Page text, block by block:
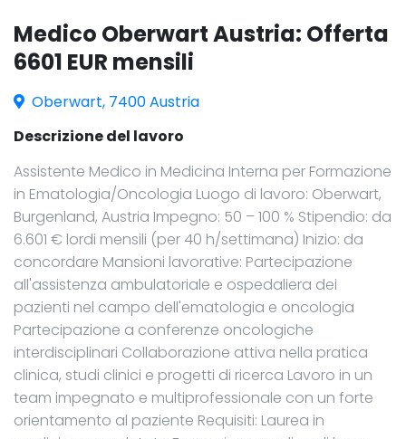
Medico Oberwart Austria: Offerta
6601 EUR mensili
Oberwart, 7400 Austria
Descrizione del lavoro
Assistente Medico in Medicina Interna per Formazione
in Ematologia/Oncologia Luogo di lavoro: Oberwart,
Burgenland, Austria Impegno: 50 – 100 % Stipendio: da
6.601 € lordi mensili (per 40 h/settimana) Inizio: da
concordare Mansioni lavorative: Partecipazione
all'assistenza ambulatoriale e ospedaliera dei
pazienti nel campo dell'ematologia e oncologia
Partecipazione a conferenze oncologiche
interdisciplinari Collaborazione attiva nella pratica
clinica, studi clinici e progetti di ricerca Lavoro in un
team impegnato e multiprofessionale con un forte
orientamento al paziente Requisiti: Laurea in